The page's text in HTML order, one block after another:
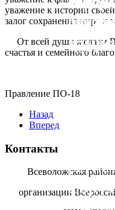
уважение к истории
залог сохранения мира и
От всей души желаем
счастья и семейного
Правление ПО-18
Назад
Вперед
Контакты
Всеволожская
организации